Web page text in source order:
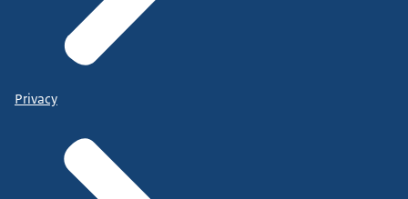
Privacy